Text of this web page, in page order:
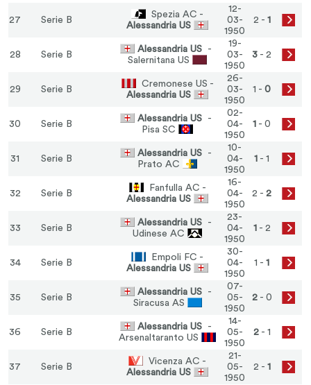
27 Serie B
Spezia AC -
Alessandria US
12-
03-
1950
2 - 1
28 Serie B
Alessandria US -
Salernitana US
19-
03-
1950
3 - 2
29 Serie B
Cremonese US -
Alessandria US
26-
03-
1950
1 -0
30 Serie B
Alessandria US -
Pisa SC
02-
04-
1950
1 - 0
31 Serie B
Alessandria US -
Prato AC
10-
04-
1950
1 - 1
32 Serie B
Fanfulla AC -
Alessandria US
16-
04-
1950
2 -2
33 Serie B
Alessandria US -
Udinese AC
23-
04-
1950
1 - 2
34 Serie B
Empoli FC -
Alessandria US
30-
04-
1950
1 -1
35 Serie B
Alessandria US -
Siracusa AS
07-
05-
1950
2- 0
36 Serie B
Alessandria US -
Arsenaltaranto US
14-
05-
1950
2- 1
37 Serie B
Vicenza AC -
Alessandria US
21-
05-
1950
2 - 1